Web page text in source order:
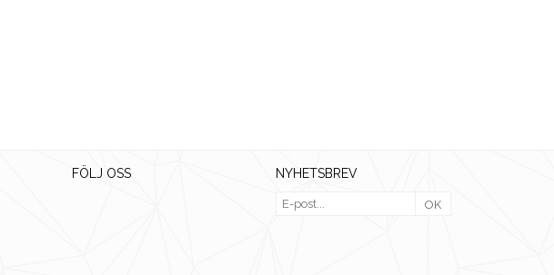
FÖLJ OSS NYHETSBREV
OK